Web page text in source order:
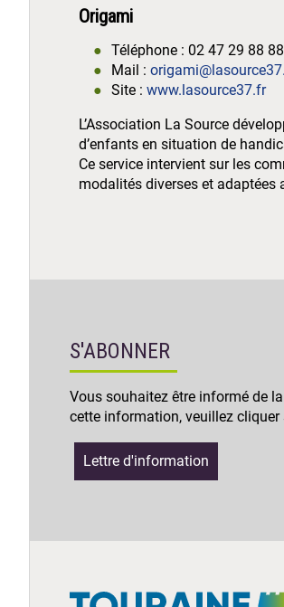
Origami
Téléphone : 02 47 29 88 88
Mail :
Site : www.lasource37.fr
L’Association La Source
d’enfants en situation de
Ce service intervient sur les
modalités diverses et adaptées
S'ABONNER
Vous souhaitez être informé de
cette information, veuillez
Lettre d'information